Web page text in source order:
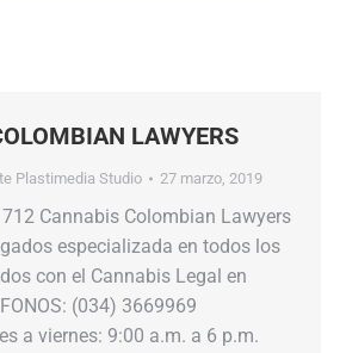
LAWYERS
Plastimedia Studio 27 marzo, 2019
Cannabis Colombian Lawyers
especializada en todos los
con el Cannabis Legal en
(034) 3669969
a viernes: 9:00 a.m. a 6 p.m.